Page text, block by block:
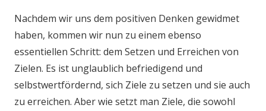
Nachdem wir uns dem positiven Denken gewidmet
haben, kommen wir nun zu einem ebenso
essentiellen Schritt: dem Setzen und Erreichen von
Zielen. Es ist unglaublich befriedigend und
selbstwertfördernd, sich Ziele zu setzen und sie auch
zu erreichen. Aber wie setzt man Ziele, die sowohl